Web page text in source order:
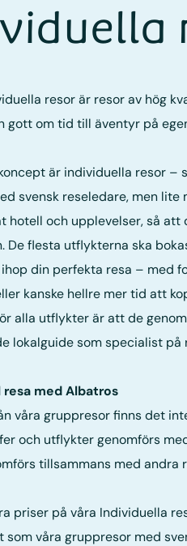
resor är resor av hög
gott om tid till äventyr på
är individuella resor –
svensk reseledare, men lite
hotell och upplevelser, så att
De flesta utflykterna ska
din perfekta resa – med
kanske hellre mer tid att
alla utflykter är att de
lokalguide som specialist på
resa med Albatros
våra gruppresor finns det
och utflykter genomförs
tillsammans med andra
priser på våra Individuella
som våra gruppresor med